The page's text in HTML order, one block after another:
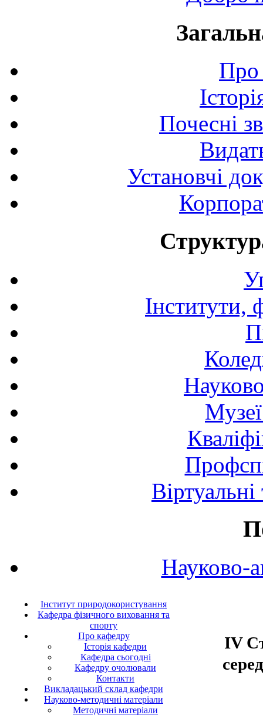
Про
Почесні
Установчі
Інститути,
Науково-
Інститут природокористування
Кафедра фізичного виховання та
спорту
Про кафедру
Історія кафедри
Кафедра сьогодні
Кафедру очолювали
Контакти
Викладацький склад кафедри
Науково-методичні матеріали
Методичні матеріали
IV